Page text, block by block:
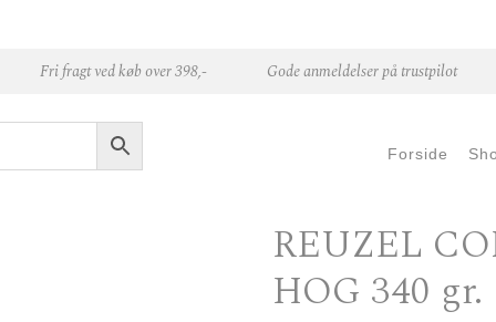
Fri fragt ved køb over 398,- Gode anmeldelser på trustpilot
Forside
REUZEL
HOG 340 gr.